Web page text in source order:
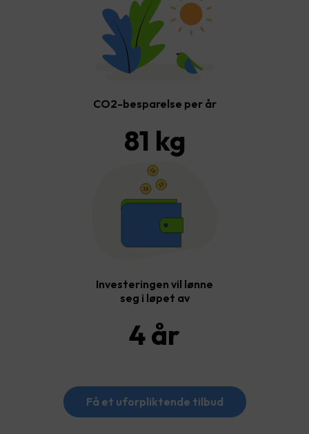
CO2-besparelse per år
81 kg
Investeringen vil lønne
seg i løpet av
4år
Få et uforpliktende tilbud